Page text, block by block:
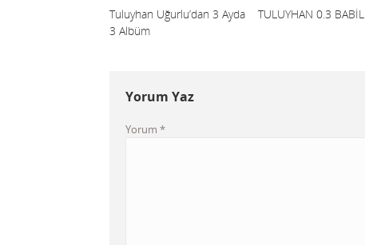
Tuluyhan Uğurlu’dan 3 Ayda
3 Albüm
TULUYHAN 0.3 BABİL
Yorum Yaz
Yorum *